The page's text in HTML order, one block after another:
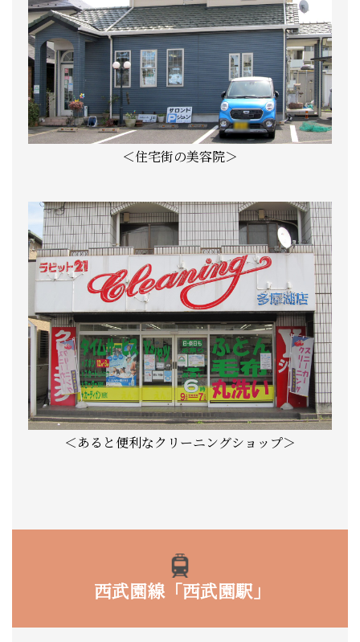
＜住宅街の美容院＞
＜あると便利なクリーニングショップ＞
西武園線「西武園駅」